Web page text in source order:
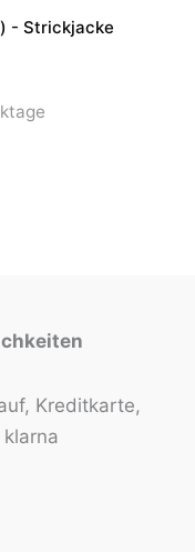
- Strickjacke
Kreditkarte,